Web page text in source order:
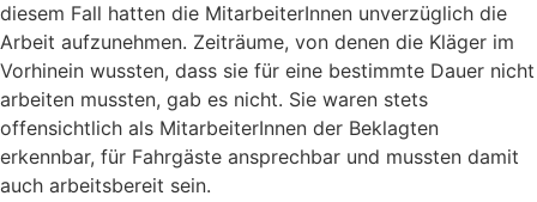
diesem Fall hatten die MitarbeiterInnen unverzüglich die
Arbeit aufzunehmen. Zeiträume, von denen die Kläger im
Vorhinein wussten, dass sie für eine bestimmte Dauer nicht
arbeiten mussten, gab es nicht. Sie waren stets
offensichtlich als MitarbeiterInnen der Beklagten
erkennbar, für Fahrgäste ansprechbar und mussten damit
auch arbeitsbereit sein.